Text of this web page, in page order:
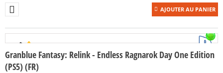
AJOUTER AU PANIER
Granblue Fantasy: Relink - Endless Ragnarok Day One Edition
(PS5) (FR)